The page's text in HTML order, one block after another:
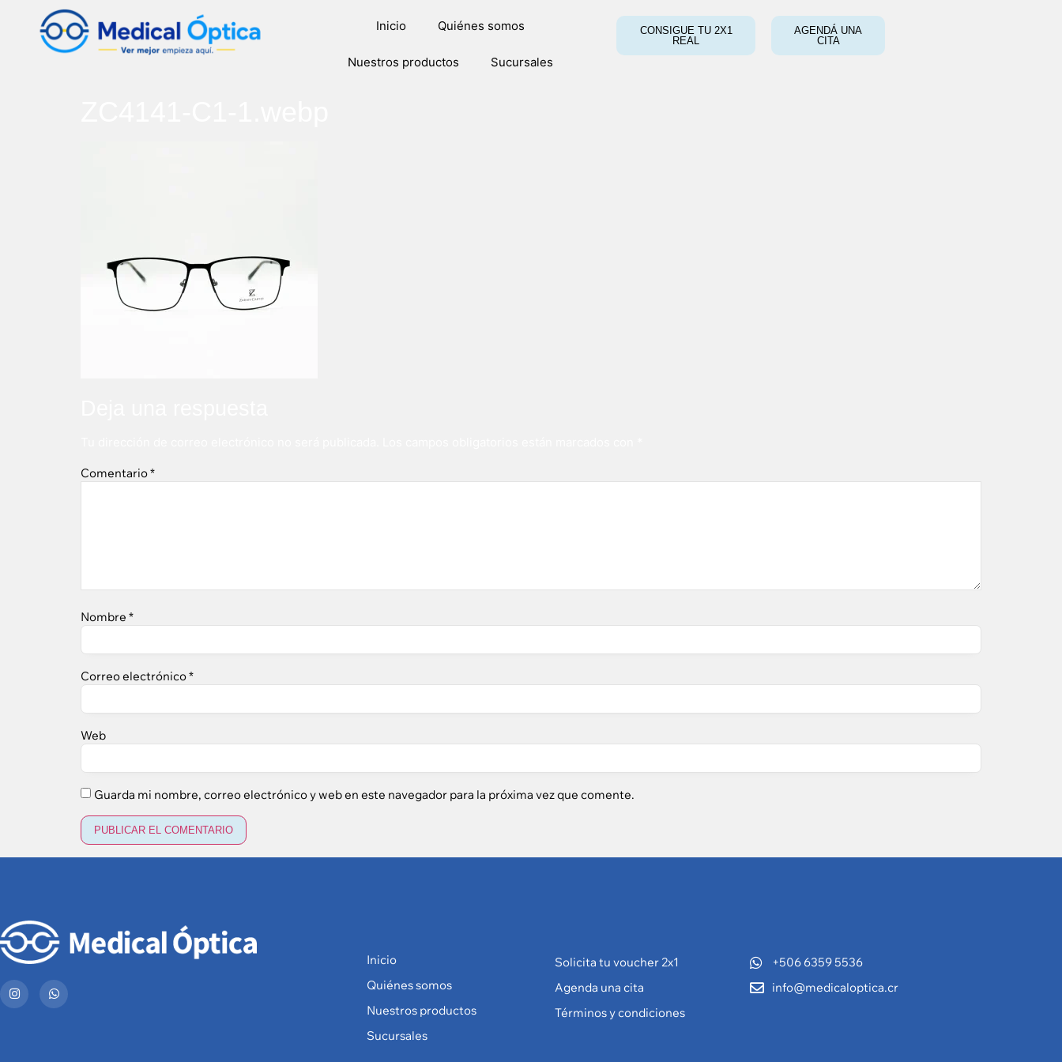
Inicio Quiénes somos
Nuestros productos Sucursales
CONSIGUE TU 2X1
REAL
AGENDÁ UNA
CITA
Comentario*
Nombre *
Correo electrónico*
Web
Guarda mi nombre, correo electrónico y web en este navegador para la próxima vez que comente.
Inicio
Quiénes somos
Nuestros productos
Sucursales
Solicita tu voucher 2x1
Agenda una cita
Términos y condiciones
+506 6359 5536
info@medicaloptica.cr